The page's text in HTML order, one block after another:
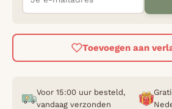
Toevoegen aan
Voor 15:00 uur besteld,
vandaag verzonden